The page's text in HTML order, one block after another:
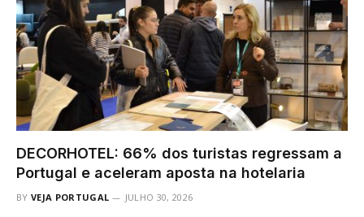
DECORHOTEL: 66% dos turistas regressam a
Portugal e aceleram aposta na hotelaria
BY VEJA PORTUGAL JULHO 30, 2026